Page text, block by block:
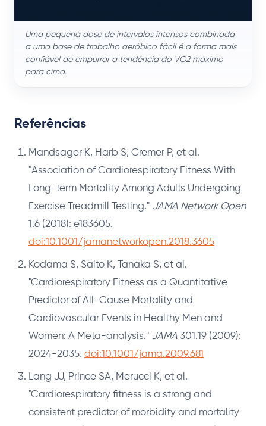
Uma pequena dose de intervalos intensos combinada
a uma base de trabalho aeróbico fácil é a forma mais
confiável de empurrar a tendência do VO2 máximo
para cima.
Referências
Mandsager K, Harb S, Cremer P, et al.
"Association of Cardiorespiratory Fitness With
Long-term Mortality Among Adults Undergoing
Exercise Treadmill Testing." JAMA Network Open
1.6 (2018): e183605.
doi:10.1001/jamanetworkopen.2018.3605
Kodama S, Saito K, Tanaka S, et al.
"Cardiorespiratory Fitness as a Quantitative
Predictor of All-Cause Mortality and
Cardiovascular Events in Healthy Men and
Women: A Meta-analysis." JAMA 301.19 (2009):
2024-2035. doi:10.1001/jama.2009.681
Lang JJ, Prince SA, Merucci K, et al.
"Cardiorespiratory fitness is a strong and
consistent predictor of morbidity and mortality